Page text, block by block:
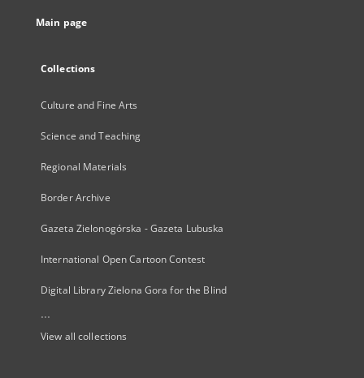
Main page
Collections
Culture and Fine Arts
Science and Teaching
Regional Materials
Border Archive
Gazeta Zielonogórska - Gazeta Lubuska
International Open Cartoon Contest
Digital Library Zielona Gora for the Blind
...
View all collections